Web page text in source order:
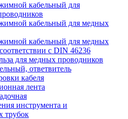
кабельный для
кабельный для медных
кабельный для медных
с DIN 46236
для медных проводников
ответвитель
кабеля
лента
инструмента и
трубок